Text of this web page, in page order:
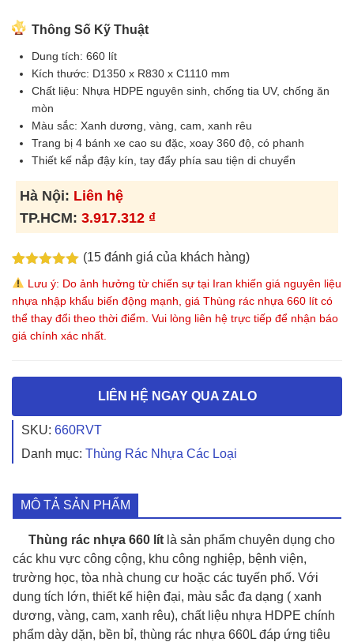
Thông Số Kỹ Thuật
Dung tích: 660 lít
Kích thước: D1350 x R830 x C1110 mm
Chất liệu: Nhựa HDPE nguyên sinh, chống tia UV, chống ăn
mòn
Màu sắc: Xanh dương, vàng, cam, xanh rêu
Trang bị 4 bánh xe cao su đặc, xoay 360 độ, có phanh
Thiết kế nắp đậy kín, tay đẩy phía sau tiện di chuyển
Hà Nội: Liên hệ
TP.HCM: 3.917.312 ₫
5.00
dựa trên
15
đánh giá
(15 đánh giá của khách hàng)
Lưu ý: Do ảnh hưởng từ chiến sự tại Iran khiến giá nguyên liệu
nhựa nhập khẩu biến động mạnh, giá Thùng rác nhựa 660 lít có
thể thay đổi theo thời điểm. Vui lòng liên hệ trực tiếp để nhận báo
giá chính xác nhất.
LIÊN HỆ NGAY QUA ZALO
SKU: 660RVT
Danh mục: Thùng Rác Nhựa Các Loại
MÔ TẢ SẢN PHẨM
Thùng rác nhựa 660 lít là sản phẩm chuyên dụng cho
các khu vực công cộng, khu công nghiệp, bệnh viện,
trường học, tòa nhà chung cư hoặc các tuyến phố. Với
dung tích lớn, thiết kế hiện đại, màu sắc đa dạng ( xanh
dương, vàng, cam, xanh rêu), chất liệu nhựa HDPE chính
phẩm dày dặn, bền bỉ, thùng rác nhựa 660L đáp ứng tiêu